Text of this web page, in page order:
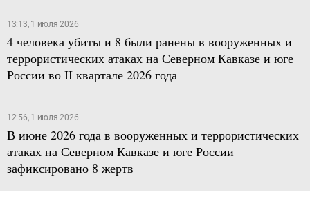
13:13, 1 июля 2026
4 человека убиты и 8 были ранены в вооруженных и
террористических атаках на Северном Кавказе и юге
России во II квартале 2026 года
12:56, 1 июля 2026
В июне 2026 года в вооруженных и террористических
атаках на Северном Кавказе и юге России
зафиксировано 8 жертв